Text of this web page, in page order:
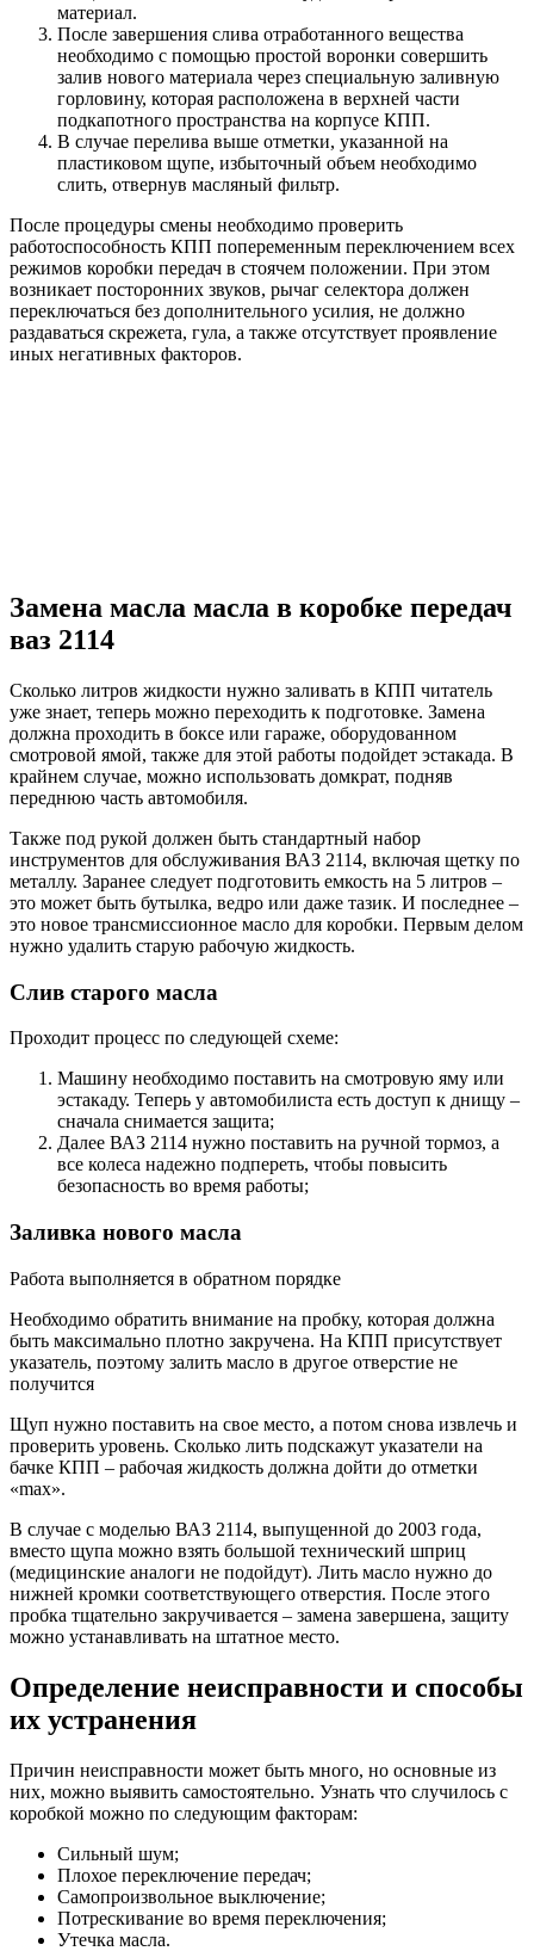
материал.
После завершения слива отработанного вещества
необходимо с помощью простой воронки совершить
залив нового материала через специальную заливную
горловину, которая расположена в верхней части
подкапотного пространства на корпусе КПП.
В случае перелива выше отметки, указанной на
пластиковом щупе, избыточный объем необходимо
слить, отвернув масляный фильтр.
После процедуры смены необходимо проверить
работоспособность КПП попеременным переключением всех
режимов коробки передач в стоячем положении. При этом
возникает посторонних звуков, рычаг селектора должен
переключаться без дополнительного усилия, не должно
раздаваться скрежета, гула, а также отсутствует проявление
иных негативных факторов.
Замена масла масла в коробке передач
ваз 2114
Сколько литров жидкости нужно заливать в КПП читатель
уже знает, теперь можно переходить к подготовке. Замена
должна проходить в боксе или гараже, оборудованном
смотровой ямой, также для этой работы подойдет эстакада. В
крайнем случае, можно использовать домкрат, подняв
переднюю часть автомобиля.
Также под рукой должен быть стандартный набор
инструментов для обслуживания ВАЗ 2114, включая щетку по
металлу. Заранее следует подготовить емкость на 5 литров –
это может быть бутылка, ведро или даже тазик. И последнее –
это новое трансмиссионное масло для коробки. Первым делом
нужно удалить старую рабочую жидкость.
Слив старого масла
Проходит процесс по следующей схеме:
Машину необходимо поставить на смотровую яму или
эстакаду. Теперь у автомобилиста есть доступ к днищу –
сначала снимается защита;
Далее ВАЗ 2114 нужно поставить на ручной тормоз, а
все колеса надежно подпереть, чтобы повысить
безопасность во время работы;
Заливка нового масла
Работа выполняется в обратном порядке
Необходимо обратить внимание на пробку, которая должна
быть максимально плотно закручена. На КПП присутствует
указатель, поэтому залить масло в другое отверстие не
получится
Щуп нужно поставить на свое место, а потом снова извлечь и
проверить уровень. Сколько лить подскажут указатели на
бачке КПП – рабочая жидкость должна дойти до отметки
«max».
В случае с моделью ВАЗ 2114, выпущенной до 2003 года,
вместо щупа можно взять большой технический шприц
(медицинские аналоги не подойдут). Лить масло нужно до
нижней кромки соответствующего отверстия. После этого
пробка тщательно закручивается – замена завершена, защиту
можно устанавливать на штатное место.
Определение неисправности и способы
их устранения
Причин неисправности может быть много, но основные из
них, можно выявить самостоятельно. Узнать что случилось с
коробкой можно по следующим факторам:
Сильный шум;
Плохое переключение передач;
Самопроизвольное выключение;
Потрескивание во время переключения;
Утечка масла.